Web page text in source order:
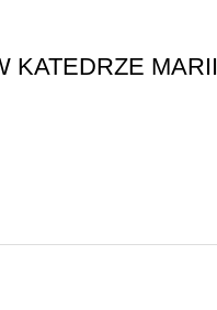
KATEDRZE MARII